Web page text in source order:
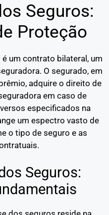
Seguros:
Proteção
um contrato bilateral, um
O segurado, em
adquire o direito de
em caso de
especificados na
um espectro vasto de
o tipo de seguro e as
Seguros: